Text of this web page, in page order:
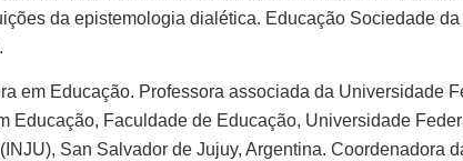
da epistemologia dialética. Educação Sociedade
em Educação. Professora associada da Universidade
Educação, Faculdade de Educação, Universidade
San Salvador de Jujuy, Argentina. Coordenadora